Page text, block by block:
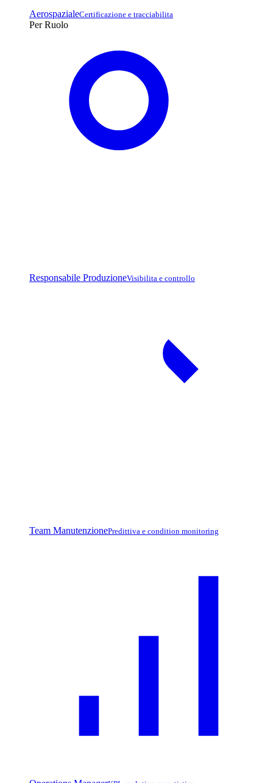
AerospazialeCertificazione e tracciabilita
Per Ruolo
Responsabile ProduzioneVisibilita e controllo
Team ManutenzionePredittiva e condition monitoring